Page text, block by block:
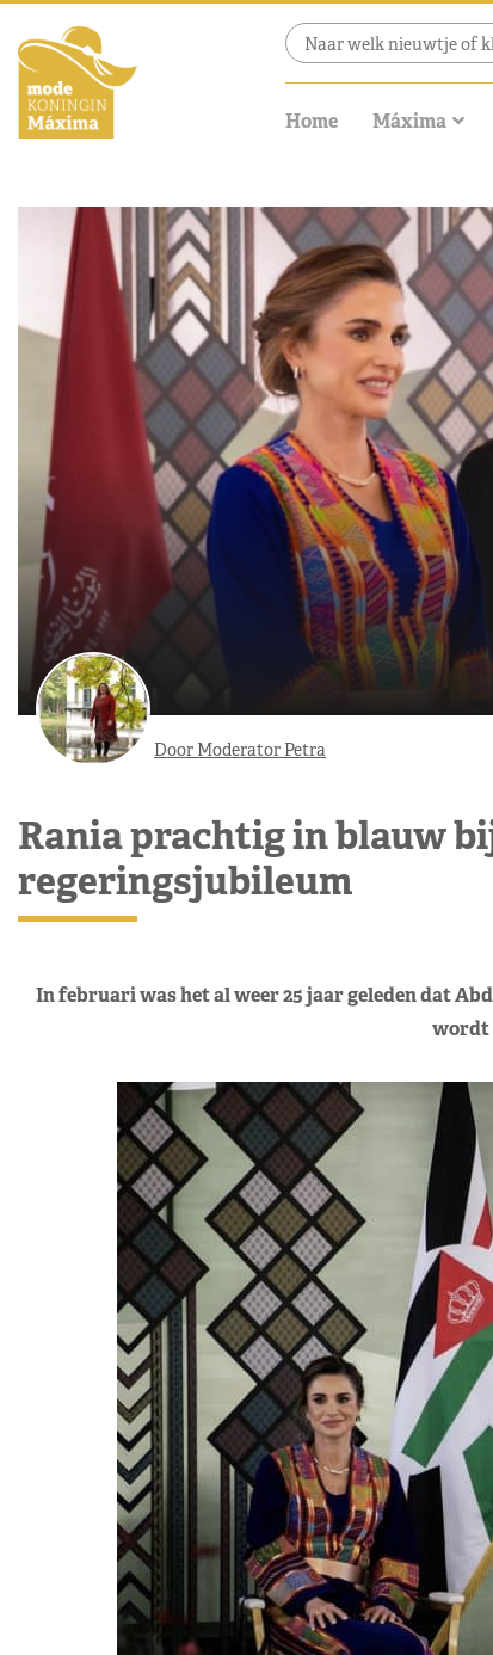
Home Máxima
Door Moderator Petra
Rania prachtig in blauw
regeringsjubileum
In februari was het al weer 25 jaar geleden dat
wordt